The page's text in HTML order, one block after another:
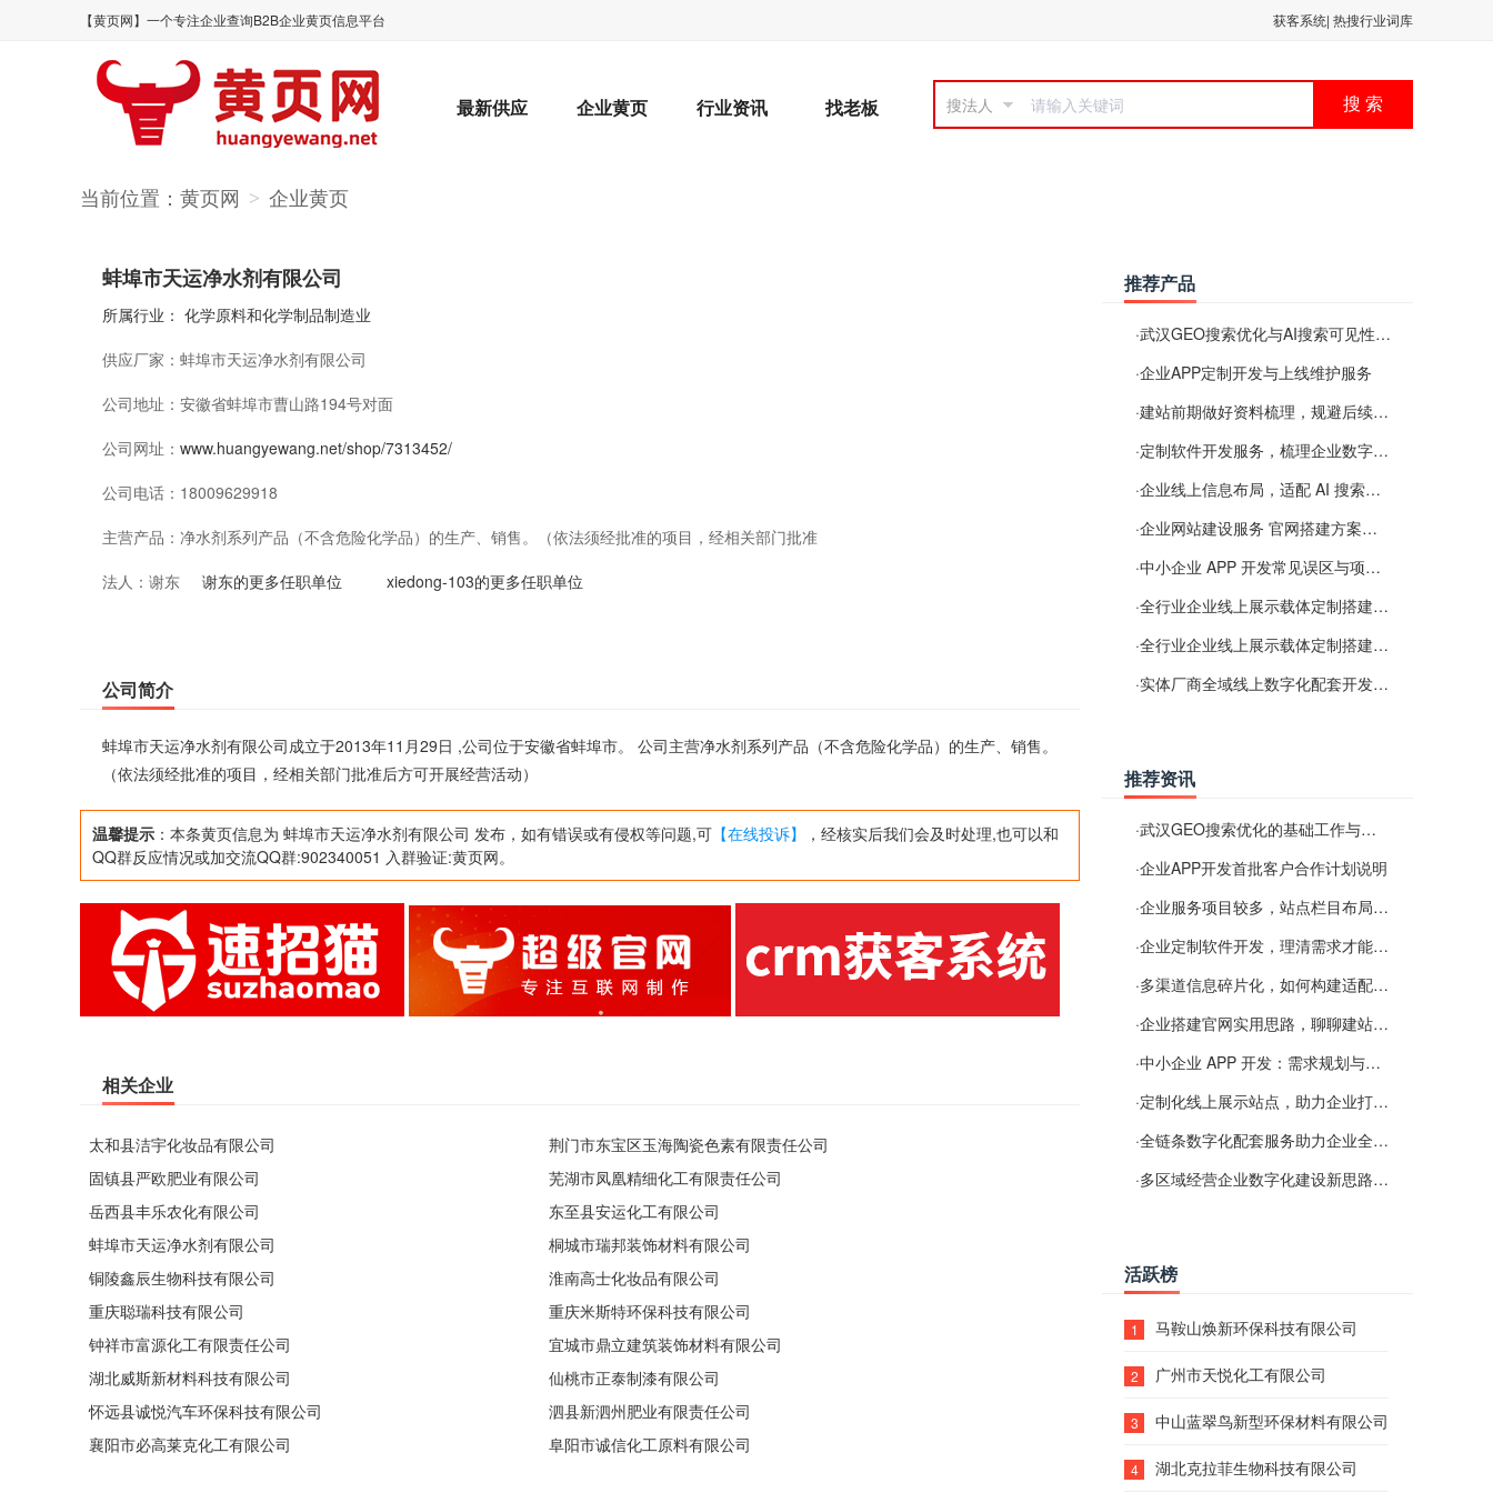
【黄页网】一个专注企业查询B2B企业黄页信息平台 获客系统| 热搜行业词库
最新供应 企业黄页 行业资讯 找老板 搜法人 搜 索
当前位置： 黄页网 > 企业黄页
蚌埠市天运净水剂有限公司
所属行业： 化学原料和化学制品制造业
供应厂家： 蚌埠市天运净水剂有限公司
公司地址： 安徽省蚌埠市曹山路194号对面
公司网址： www.huangyewang.net/shop/7313452/
公司电话： 18009629918
主营产品： 净水剂系列产品（不含危险化学品）的生产、销售。（依法须经批准的项目，经相关部门批准
后方可开展经营活动）
法人： 谢东 谢东的更多任职单位 xiedong-103的更多任职单位
公司简介
蚌埠市天运净水剂有限公司成立于2013年11月29日 ,公司位于安徽省蚌埠市。 公司主营净水剂系列产品（不含危险化学品）的生产、销售。
（依法须经批准的项目，经相关部门批准后方可开展经营活动）
温馨提示 ：本条黄页信息为 蚌埠市天运净水剂有限公司 发布，如有错误或有侵权等问题,可 【在线投诉】
，经核实后我们会及时处理,也可以和
QQ群反应情况或加交流QQ群:902340051 入群验证:黄页网。
相关企业
太和县洁宇化妆品有限公司
固镇县严欧肥业有限公司
岳西县丰乐农化有限公司
蚌埠市天运净水剂有限公司
铜陵鑫辰生物科技有限公司
重庆聪瑞科技有限公司
钟祥市富源化工有限责任公司
湖北威斯新材料科技有限公司
怀远县诚悦汽车环保科技有限公司
襄阳市必高莱克化工有限公司
荆门市东宝区玉海陶瓷色素有限责任公司
芜湖市凤凰精细化工有限责任公司
东至县安运化工有限公司
桐城市瑞邦装饰材料有限公司
淮南高士化妆品有限公司
重庆米斯特环保科技有限公司
宜城市鼎立建筑装饰材料有限公司
仙桃市正泰制漆有限公司
泗县新泗州肥业有限责任公司
阜阳市诚信化工原料有限公司
推荐产品
·武汉GEO搜索优化与AI搜索可见性服务
·企业APP定制开发与上线维护服务
·建站前期做好资料梳理，规避后续各类使用难题
·定制软件开发服务，梳理企业数字化落地常见难点
·企业线上信息布局，适配 AI 搜索需要留意这些要点
·企业网站建设服务 官网搭建方案经验分享
·中小企业 APP 开发常见误区与项目规划实用经验
·全行业企业线上展示载体定制搭建服务
·全行业企业线上展示载体定制搭建服务
·实体厂商全域线上数字化配套开发与地域检索优化服务
推荐资讯
·武汉GEO搜索优化的基础工作与实施思路
·企业APP开发首批客户合作计划说明
·企业服务项目较多，站点栏目布局规划参考思路
·企业定制软件开发，理清需求才能提升数字化落地效率
·多渠道信息碎片化，如何构建适配 AI 检索的品牌信息源
·企业搭建官网实用思路，聊聊建站容易忽视的问题
·中小企业 APP 开发：需求规划与项目落地避坑经验分享
·定制化线上展示站点，助力企业打通线上经营渠道
·全链条数字化配套服务助力企业全域线上经营
·多区域经营企业数字化建设新思路：多端载体与地域检索一体化落地思路分享
活跃榜
1 马鞍山焕新环保科技有限公司
2 广州市天悦化工有限公司
3 中山蓝翠鸟新型环保材料有限公司
4 湖北克拉菲生物科技有限公司